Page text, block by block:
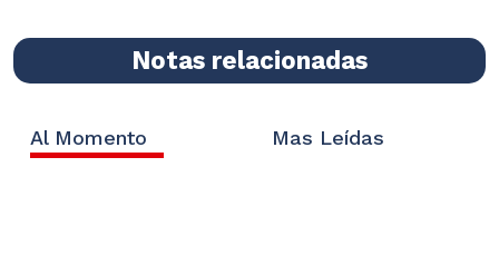
Notas relacionadas
Al Momento Mas Leídas